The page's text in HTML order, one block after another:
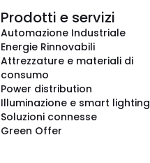
Prodotti e servizi
Automazione Industriale
Energie Rinnovabili
Attrezzature e materiali di
consumo
Power distribution
Illuminazione e smart lighting
Soluzioni connesse
Green Offer